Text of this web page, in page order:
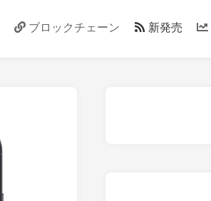
ブロックチェーン 新発売